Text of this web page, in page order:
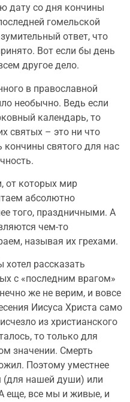
дату со дня кончины
гомельской
ответ, что
Вот если бы день
другое дело.
в православной
необычно. Ведь если
календарь, то
святых – это ни что
кончины святого для нас
от которых мир
абсолютно
того, праздничными. А
чем-то
называя их грехами.
хотел рассказать
с «последним врагом»
же не верим, и вовсе
Иисуса Христа само
из христианского
то только для
значении. Смерть
Поэтому уместнее
(для нашей души) или
еще, все мы и живые, и